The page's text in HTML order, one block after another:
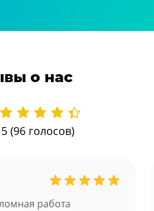
о нас
(96 голосов)
работа